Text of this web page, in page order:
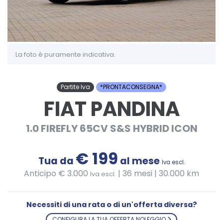
La foto è puramente indicativa.
Partite Iva *PRONTACONSEGNA*
FIAT PANDINA
1.0 FIREFLY 65CV S&S HYBRID ICON
Tua da € 199 al mese Iva escl.
Anticipo € 3.000 Iva escl. | 36 mesi | 30.000 km
Necessiti di una rata o di un'offerta diversa?